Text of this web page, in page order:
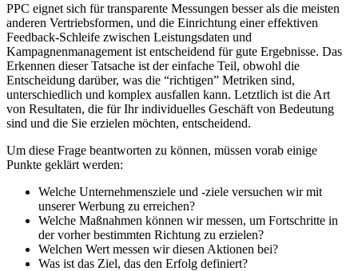
PPC eignet sich für transparente Messungen besser als die meisten
anderen Vertriebsformen, und die Einrichtung einer effektiven
Feedback-Schleife zwischen Leistungsdaten und
Kampagnenmanagement ist entscheidend für gute Ergebnisse. Das
Erkennen dieser Tatsache ist der einfache Teil, obwohl die
Entscheidung darüber, was die “richtigen” Metriken sind,
unterschiedlich und komplex ausfallen kann. Letztlich ist die Art
von Resultaten, die für Ihr individuelles Geschäft von Bedeutung
sind und die Sie erzielen möchten, entscheidend.
Um diese Frage beantworten zu können, müssen vorab einige
Punkte geklärt werden:
Welche Unternehmensziele und -ziele versuchen wir mit
unserer Werbung zu erreichen?
Welche Maßnahmen können wir messen, um Fortschritte in
der vorher bestimmten Richtung zu erzielen?
Welchen Wert messen wir diesen Aktionen bei?
Was ist das Ziel, das den Erfolg definiert?